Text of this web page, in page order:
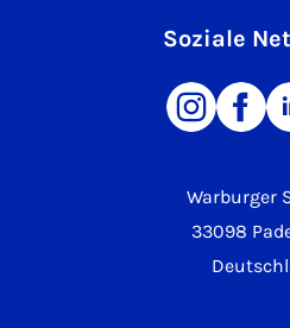
Warburger
33098
Soziale